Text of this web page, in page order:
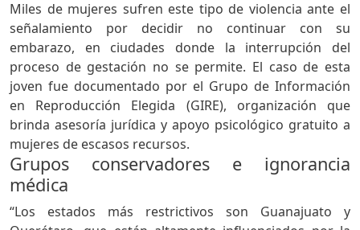
Miles de mujeres sufren este tipo de violencia ante el
señalamiento por decidir no continuar con su
embarazo, en ciudades donde la interrupción del
proceso de gestación no se permite. El caso de esta
joven fue documentado por el Grupo de Información
en Reproducción Elegida (GIRE), organización que
brinda asesoría jurídica y apoyo psicológico gratuito a
mujeres de escasos recursos.
Grupos conservadores e ignorancia
médica
“Los estados más restrictivos son Guanajuato y